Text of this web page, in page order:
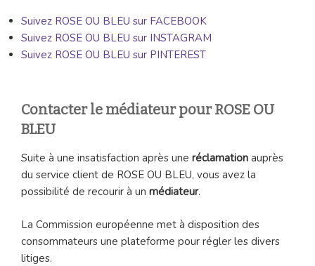
Suivez ROSE OU BLEU sur FACEBOOK
Suivez ROSE OU BLEU sur INSTAGRAM
Suivez ROSE OU BLEU sur PINTEREST
Contacter le médiateur pour ROSE OU
BLEU
Suite à une insatisfaction après une réclamation auprès
du service client de ROSE OU BLEU, vous avez la
possibilité de recourir à un médiateur.
La Commission européenne met à disposition des
consommateurs une plateforme pour régler les divers
litiges.